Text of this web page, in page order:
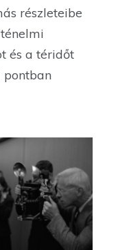
részleteibe
és a téridőt